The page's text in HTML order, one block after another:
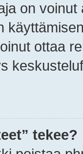
on
ottaa
tekee?